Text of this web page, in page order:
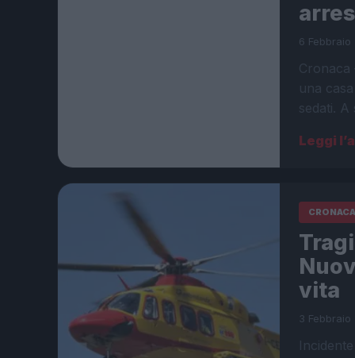
6 Febbraio
Cronaca
una
sedati. A
Leggi
CRONACA
vita
3 Febbraio